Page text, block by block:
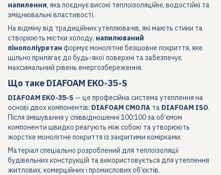
напилення, яка поєднує високі теплоізоляційні, водостійкі та
зміцнювальні властивості.
На відміну від традиційних утеплювачів, які мають стики та
створюють містки холоду, напилюваний
пінополіуретан формує монолітне безшовне покриття, яке
щільно прилягає до будь-якої поверхні та забезпечує
максимальний рівень енергозбереження.
Що таке DIAFOAM EKO-35-S
DIAFOAM EKO-35-S — це професійна система утеплення на
основі двох компонентів: DIAFOAM СМОЛА та DIAFOAM ISO.
Після змішування у співвідношенні 100:100 за об’ємом
компоненти швидко реагують між собою та утворюють
жорстке монолітне покриття із закритими комірками.
Матеріал спеціально розроблений для теплоізоляції
будівельних конструкцій та використовується для утеплення
житлових, комерційних і промислових об’єктів.